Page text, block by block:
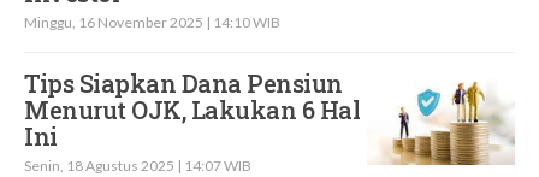
Minggu, 16 November 2025 | 14:10 WIB
Tips Siapkan Dana Pensiun
Menurut OJK, Lakukan 6 Hal
Ini
Senin, 18 Agustus 2025 | 14:07 WIB